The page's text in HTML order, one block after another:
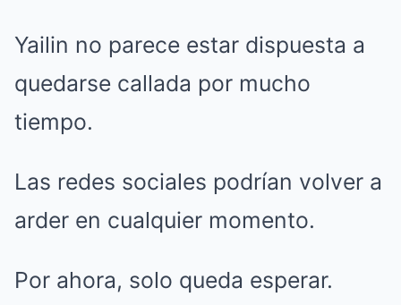
Yailin no parece estar dispuesta a
quedarse callada por mucho
tiempo.
Las redes sociales podrían volver a
arder en cualquier momento.
Por ahora, solo queda esperar.